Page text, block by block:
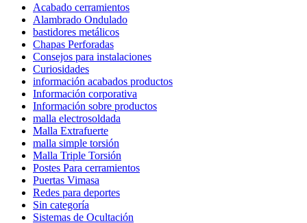
Acabado cerramientos
Alambrado Ondulado
bastidores metálicos
Chapas Perforadas
Consejos para instalaciones
Curiosidades
información acabados productos
Información corporativa
Información sobre productos
malla electrosoldada
Malla Extrafuerte
malla simple torsión
Malla Triple Torsión
Postes Para cerramientos
Puertas Vimasa
Redes para deportes
Sin categoría
Sistemas de Ocultación